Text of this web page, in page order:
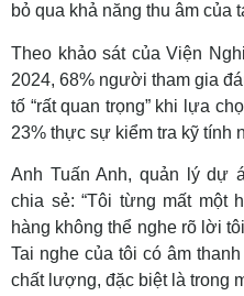
bỏ qua khả năng thu âm của
Theo khảo sát của Viện
2024, 68% người tham gia
tố “rất quan trọng” khi lựa
23% thực sự kiểm tra kỹ tính
Anh Tuấn Anh, quản lý dự
chia sẻ: “Tôi từng mất một
hàng không thể nghe rõ lời
Tai nghe của tôi có âm
chất lượng, đặc biệt là trong